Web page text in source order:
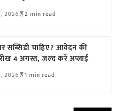
2026 2 min read
सब्सिडी चाहिए? आवेदन की
4 अगस्त, जल्द करें अप्लाई
2026 1 min read